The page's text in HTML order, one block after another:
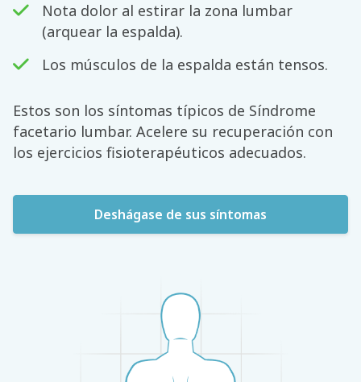
Nota dolor al estirar la zona lumbar
(arquear la espalda).
Los músculos de la espalda están tensos.
Estos son los síntomas típicos de Síndrome
facetario lumbar. Acelere su recuperación con
los ejercicios fisioterapéuticos adecuados.
Deshágase de sus síntomas